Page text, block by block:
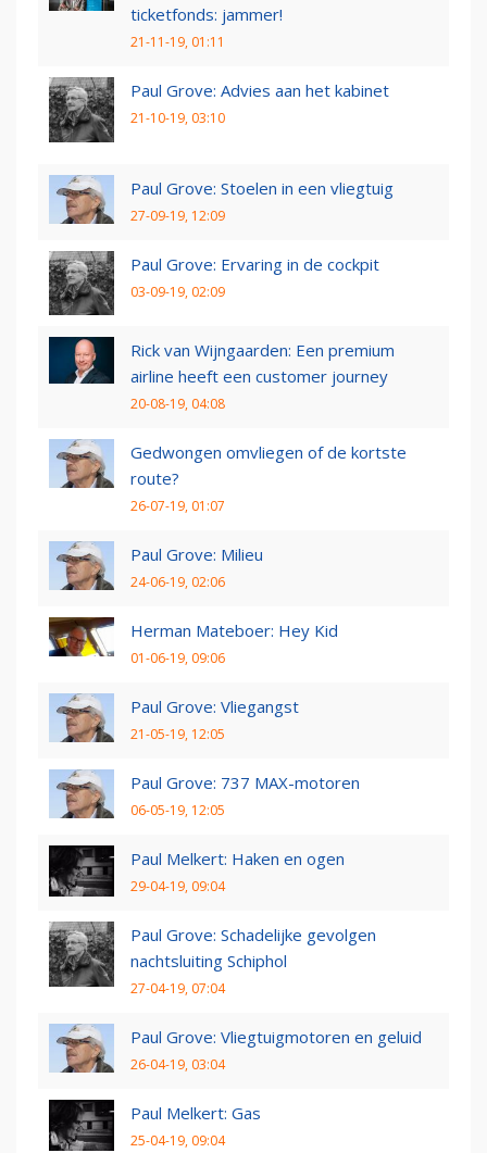
ticketfonds: jammer!
21-11-19, 01:11
Paul Grove: Advies aan het kabinet
21-10-19, 03:10
Paul Grove: Stoelen in een vliegtuig
27-09-19, 12:09
Paul Grove: Ervaring in de cockpit
03-09-19, 02:09
Rick van Wijngaarden: Een premium
airline heeft een customer journey
20-08-19, 04:08
Gedwongen omvliegen of de kortste
route?
26-07-19, 01:07
Paul Grove: Milieu
24-06-19, 02:06
Herman Mateboer: Hey Kid
01-06-19, 09:06
Paul Grove: Vliegangst
21-05-19, 12:05
Paul Grove: 737 MAX-motoren
06-05-19, 12:05
Paul Melkert: Haken en ogen
29-04-19, 09:04
Paul Grove: Schadelijke gevolgen
nachtsluiting Schiphol
27-04-19, 07:04
Paul Grove: Vliegtuigmotoren en geluid
26-04-19, 03:04
Paul Melkert: Gas
25-04-19, 09:04